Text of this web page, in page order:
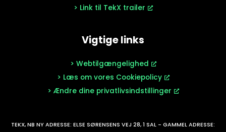
> Link til TekX trailer
Vigtige links
> Webtilgængelighed
> Læs om vores Cookiepolicy
> Ændre dine privatlivsindstillinger
TEKX, NB NY ADRESSE: ELSE SØRENSENS VEJ 28, 1 SAL - GAMMEL ADRESSE: